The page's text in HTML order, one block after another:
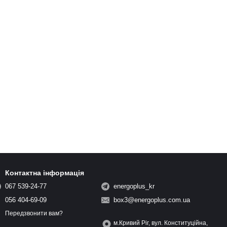
Контактна інформація
067 539-24-77
056 404-69-09
Передзвонити вам?
energoplus_kr
box3@energoplus.com.ua
м.Кривий Ріг, вул. Конституційна,